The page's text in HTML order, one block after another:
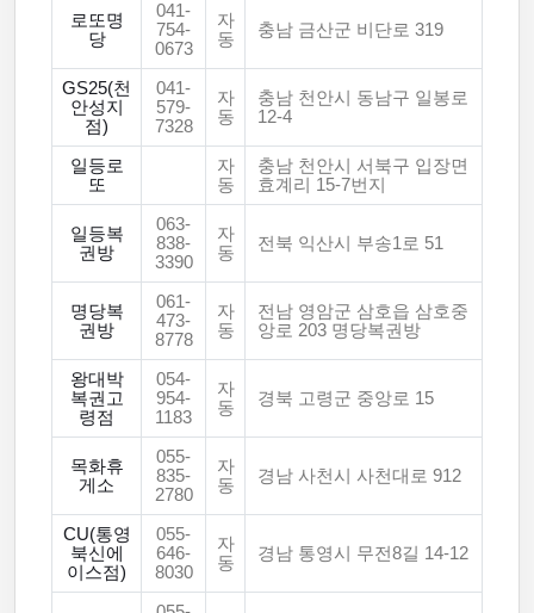
로또명
당
041-
754-
0673
자
동
충남 금산군 비단로 319
GS25(천
안성지
점)
041-
579-
7328
자
동
충남 천안시 동남구 일봉로
12-4
일등로
또
자
동
충남 천안시 서북구 입장면
효계리 15-7번지
일등복
권방
063-
838-
3390
자
동
전북 익산시 부송1로 51
명당복
권방
061-
473-
8778
자
동
전남 영암군 삼호읍 삼호중
앙로 203 명당복권방
왕대박
복권고
령점
054-
954-
1183
자
동
경북 고령군 중앙로 15
목화휴
게소
055-
835-
2780
자
동
경남 사천시 사천대로 912
CU(통영
북신에
이스점)
055-
646-
8030
자
동
경남 통영시 무전8길 14-12